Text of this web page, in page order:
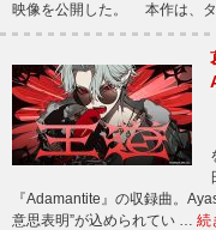
映像を公開した。 本作は、
『Adamantite』の収録曲。
意思表明”が込められてい … 続